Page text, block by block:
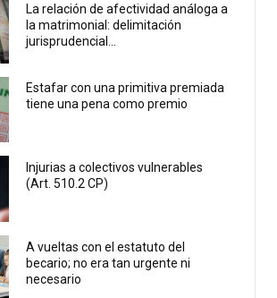
La relación de afectividad análoga a
la matrimonial: delimitación
jurisprudencial...
Estafar con una primitiva premiada
tiene una pena como premio
Injurias a colectivos vulnerables
(Art. 510.2 CP)
A vueltas con el estatuto del
becario; no era tan urgente ni
necesario